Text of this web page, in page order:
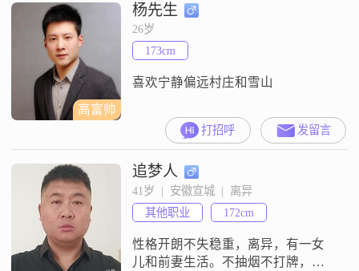
下，但我一直保持着学习的热情，
不断提升自己##3002##我热爱美食
探店，喜欢尝试各种新鲜的美味佳
肴，也乐于分享我的美食心得
##3002##此外，我还是
高富帅
杨先生
26岁
173cm
喜欢宁静偏远村庄和雪山
打招呼 发留言
追梦人
41岁  |  安徽宣城  |  离异
其他职业
172cm
性格开朗不失稳重，离异，有一女
儿和前妻生活。不抽烟不打牌，会